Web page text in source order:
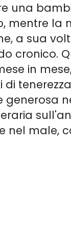
una
mentre la
a sua
cronico.
in
generosa
nel male,